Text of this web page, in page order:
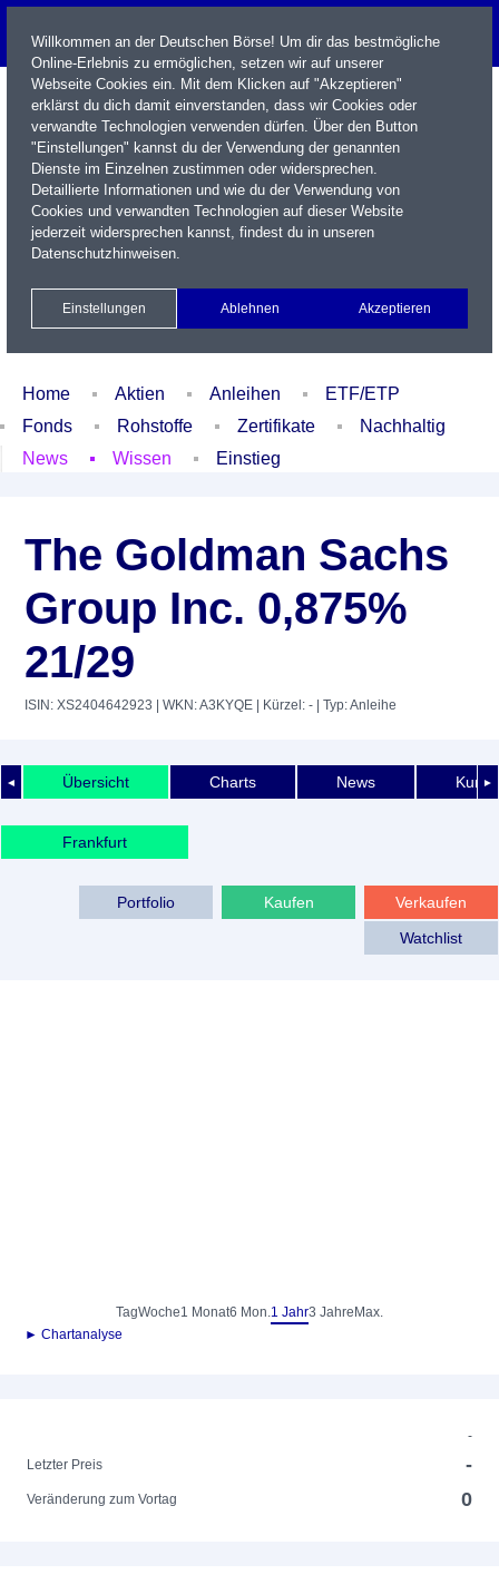
Name / WKN / ISIN / Kürzel
Xetra Realtime
Watchlist Portfolio Login
Home Aktien Anleihen
ETF/ETP
Fonds
Rohstoffe Zertifikate
Nachhaltig
News
Wissen Einstieg
The Goldman Sachs
Group Inc. 0,875%
21/29
ISIN: XS2404642923 | WKN: A3KYQE | Kürzel: - | Typ: Anleihe
◄ ►
Übersicht Charts News
Frankfurt
Verkaufen
Kaufen
Portfolio
Watchlist
TagWoche1 Monat6 Mon.1 Jahr3 Jahre Max.
► Chartanalyse
-
Letzter Preis
-
Veränderung zum Vortag 0
Willkommen an der Deutschen Börse! Um dir das bestmögliche
Online-Erlebnis zu ermöglichen, setzen wir auf unserer
Webseite Cookies ein. Mit dem Klicken auf "Akzeptieren"
erklärst du dich damit einverstanden, dass wir Cookies oder
verwandte Technologien verwenden dürfen. Über den Button
"Einstellungen" kannst du der Verwendung der genannten
Dienste im Einzelnen zustimmen oder widersprechen.
Detaillierte Informationen und wie du der Verwendung von
Cookies und verwandten Technologien auf dieser Website
jederzeit widersprechen kannst, findest du in unseren
Datenschutzhinweisen.
Einstellungen Ablehnen Akzeptieren